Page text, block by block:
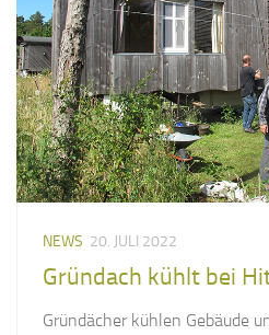
NEWS 20. JULI 2022
Gründach kühlt bei
Gründächer kühlen Gebäude